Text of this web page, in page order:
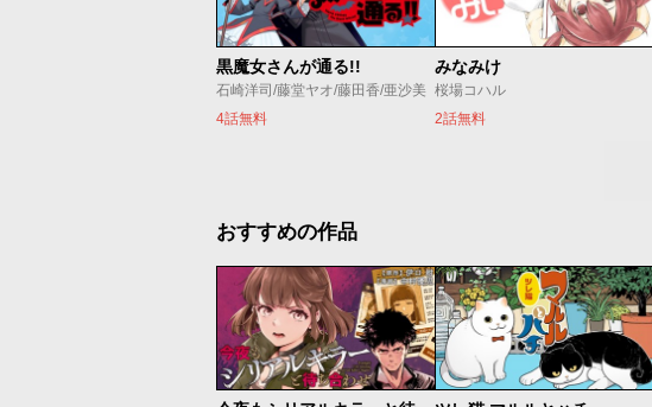
黒魔女さんが通る!!
石崎洋司/藤堂ヤオ/藤田香/亜沙美
4話無料
みなみけ
桜場コハル
2話無料
おすすめの作品